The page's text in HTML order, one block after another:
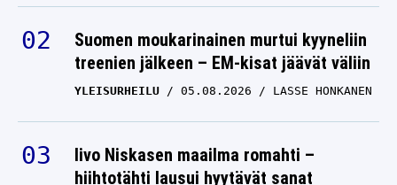
Suomen moukarinainen murtui kyyneliin
treenien jälkeen – EM-kisat jäävät väliin
YLEISURHEILU 05.08.2026 LASSE HONKANEN
Iivo Niskasen maailma romahti –
hiihtotähti lausui hyytävät sanat
lähipiirilleen